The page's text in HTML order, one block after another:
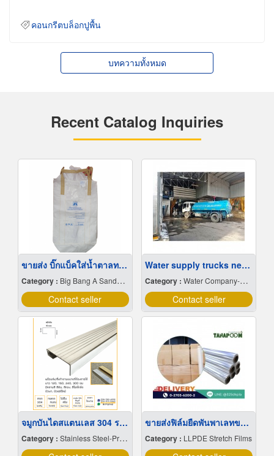
คอนกรีตบล็อกปูพื้น
บทความทั้งหมด
Recent Catalog Inquiries
ขายส่ง บิ๊กแบ็คใส่น้ำตาลทราย สมุทรปราการ
Category : Big Bang A Sandbag.
Contact seller
Water supply trucks near me
Category : Water Company-Bulk
Contact seller
จมูกบันไดสแตนเลส 304 ราคาโรงงาน
Category : Stainless Steel-Products
ขายส่งฟิล์มยืดพันพาเลทขนาดพันด้วยมือ Hand wrap
Category : LLPDE Stretch Films